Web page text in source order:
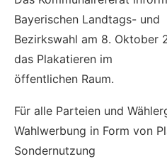
Bayerischen Landtags- und
Bezirkswahl am 8. Oktober
das Plakatieren im
öffentlichen Raum.
Für alle Parteien und
Wahlwerbung in Form von
Sondernutzung